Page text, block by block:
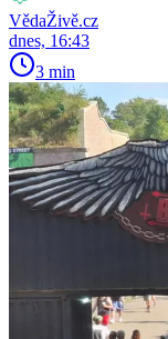
VědaŽivě.cz
dnes, 16:43
3 min